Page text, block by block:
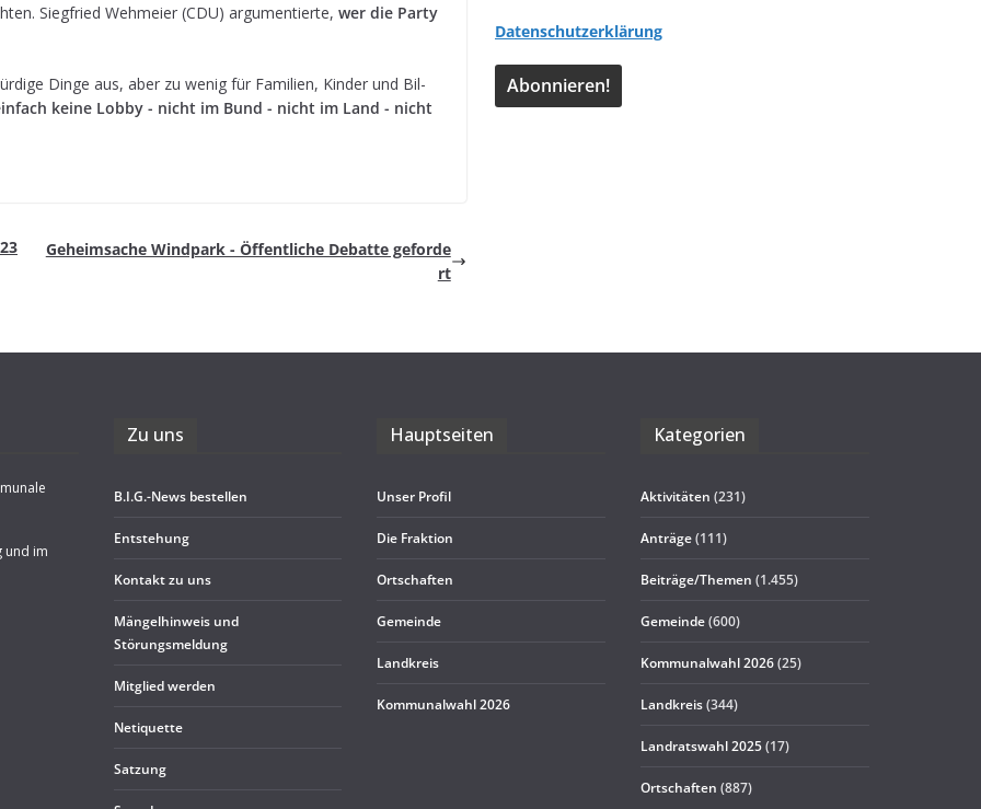
Sieg­fried Weh­meier (CDU) argu­men­tierte, wer die Party
Dinge aus, aber zu wenig für Fami­lien, Kin­der und Bil­
keine Lobby - nicht im Bund - nicht im Land - nicht
Geheim­sa­che Wind­park - Öffent­li­che Debatte geforde
rt
Datenschutzerklärung
und im
Zu uns
B.I.G.-News bestel­len
Ent­ste­hung
Kon­takt zu uns
Män­gel­hin­weis und
Störungsmeldung
Mit­glied werden
Neti­quette
Sat­zung
Haupt­sei­ten
Unser Pro­fil
Die Frak­tion
Ort­schaf­ten
Gemeinde
Land­kreis
Kom­mu­nal­wahl 2026
Kate­go­rien
Aktivitäten (231)
Anträge(111)
Beiträge/Themen (1.455)
Gemeinde(600)
Kommunalwahl 2026(25)
Landkreis(344)
Landratswahl 2025(17)
Ortschaften (887)